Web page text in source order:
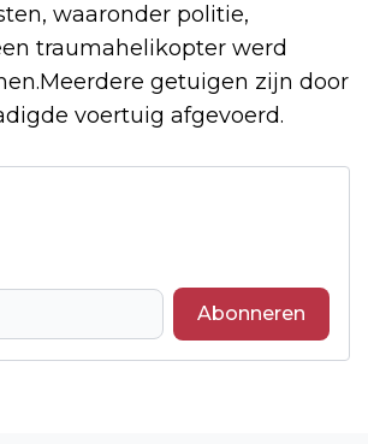
waaronder politie,
traumahelikopter werd
getuigen zijn door
voertuig afgevoerd.
Abonneren